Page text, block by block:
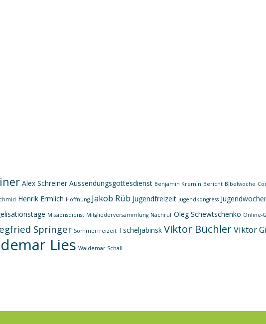
Alex Schreiner Aussendungsgottesdienst Benjamin Kremin Bericht Bibelwoche
Henrik Ermlich Hoffnung Jakob Rüb Jugendfreizeit Jugendkongress
Missionsdienst Mitgliederversammlung Nachruf Oleg Schewtschenko Online-
Springer Sommerfreizeit Tscheljabinsk Viktor BüchlerViktor
Lies Waldemar Schall